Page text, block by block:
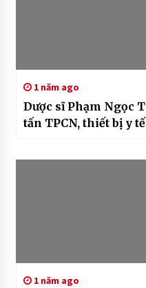
1 năm ago
Dược sĩ Phạm Ngọc
tấn TPCN, thiết bị y
1 năm ago